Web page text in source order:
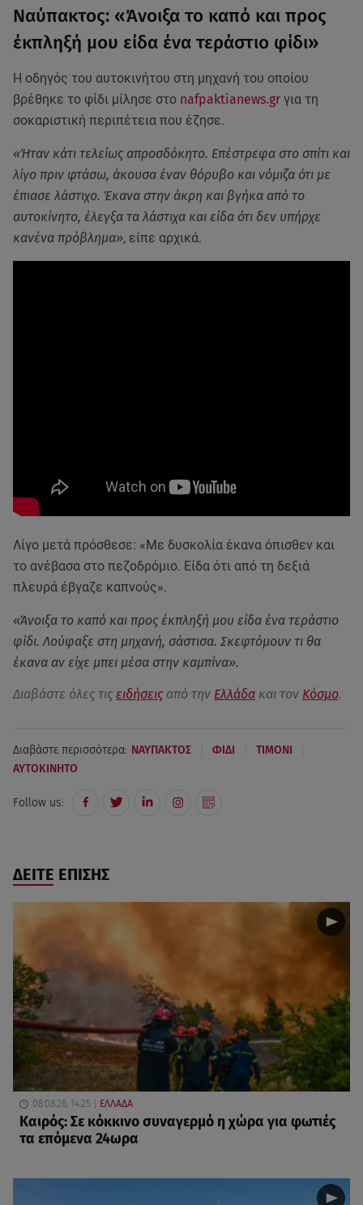
Ναύπακτος: «Άνοιξα το καπό και προς
έκπληξή μου είδα ένα τεράστιο φίδι»
Η οδηγός του αυτοκινήτου στη μηχανή του οποίου
βρέθηκε το φίδι μίλησε στο nafpaktianews.gr για τη
σοκαριστική περιπέτεια που έζησε.
«Ήταν κάτι τελείως απροσδόκητο. Επέστρεφα στο σπίτι και
λίγο πριν φτάσω, άκουσα έναν θόρυβο και νόμιζα ότι με
έπιασε λάστιχο. Έκανα στην άκρη και βγήκα από το
αυτοκίνητο, έλεγξα τα λάστιχα και είδα ότι δεν υπήρχε
κανένα πρόβλημα», είπε αρχικά.
Λίγο μετά πρόσθεσε: «Με δυσκολία έκανα όπισθεν και
το ανέβασα στο πεζοδρόμιο. Είδα ότι από τη δεξιά
πλευρά έβγαζε καπνούς».
«Άνοιξα το καπό και προς έκπληξή μου είδα ένα τεράστιο
φίδι. Λούφαξε στη μηχανή, σάστισα. Σκεφτόμουν τι θα
έκανα αν είχε μπει μέσα στην καμπίνα».
Διαβάστε όλες τις ειδήσεις από την Ελλάδα και τον Κόσμο.
Διαβάστε περισσότερα: ΝΑΥΠΑΚΤΟΣ ΦΙΔΙ ΤΙΜΟΝΙ
ΑΥΤΟΚΙΝΗΤΟ
Follow us:
ΔΕΙΤΕ ΕΠΙΣΗΣ
08.08.26, 14:25 ΕΛΛΑΔΑ
Καιρός: Σε κόκκινο συναγερμό η χώρα για φωτιές
τα επόμενα 24ωρα